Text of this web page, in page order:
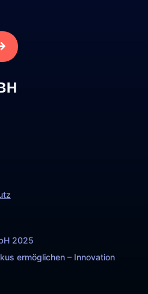
2025
ermöglichen – Innovation